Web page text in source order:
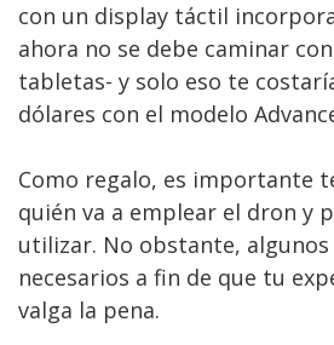
con un display táctil
ahora no se debe caminar
tabletas- y solo eso te
dólares con el modelo
Como regalo, es importante
quién va a emplear el dron y
utilizar. No obstante, algunos
necesarios a fin de que tu
valga la pena.